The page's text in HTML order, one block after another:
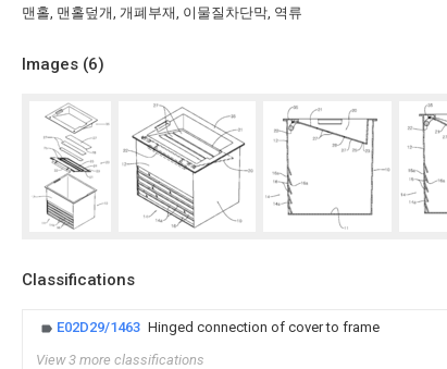
맨홀, 맨홀덮개, 개폐부재, 이물질차단막, 역류
Images (6)
Classifications
E02D29/1463 Hinged connection of cover to frame
View 3 more classifications